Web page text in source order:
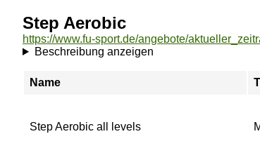
Step Aerobic
https://www.fu-sport.de/angebote/
Beschreibung anzeigen
Name
Step Aerobic all levels